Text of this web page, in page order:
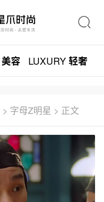
美容 LUXURY轻奢
> 字母Z明星 > 正文